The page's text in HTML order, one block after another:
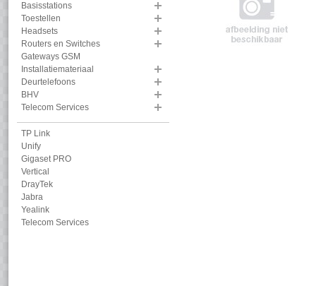
Basisstations
Toestellen
Headsets
Routers en Switches
Gateways GSM
Installatiemateriaal
Deurtelefoons
BHV
Telecom Services
TP Link
Unify
Gigaset PRO
Vertical
DrayTek
Jabra
Yealink
Telecom Services